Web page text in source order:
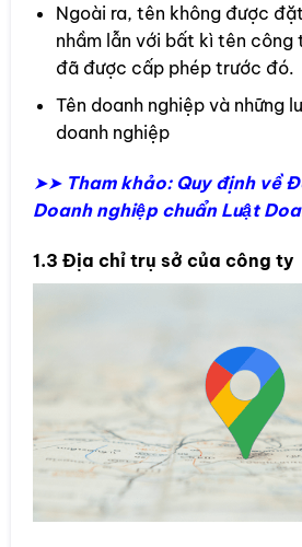
Ngoài ra, tên không được
nhầm lẫn với bất kì tên
đã được cấp phép trước đó.
Tên doanh nghiệp và những
doanh nghiệp
➤➤ Tham khảo: Quy định về
Doanh nghiệp chuẩn Luật
1.3 Địa chỉ trụ sở của công ty